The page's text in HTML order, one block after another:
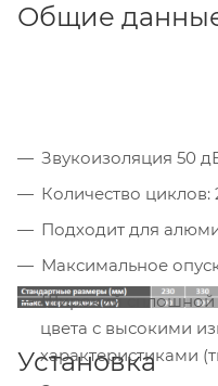
Общие
Звукоизоляция 50
Количество циклов:
Подходит для
Максимальное
Широкий сплошной
цвета с высокими
характеристиками
Установка